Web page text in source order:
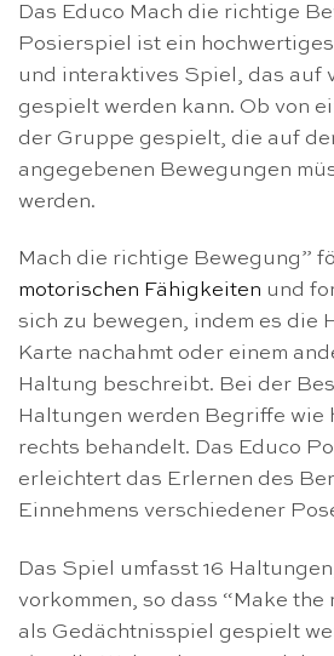
Das Educo Mach die richtige
Posierspiel ist ein
und interaktives Spiel, das auf
gespielt werden kann. Ob von
der Gruppe gespielt, die auf
angegebenen Bewegungen
werden.
Mach die richtige Bewegung”
motorischen Fähigkeiten und
sich zu bewegen, indem es die
Karte nachahmt oder einem
Haltung beschreibt. Bei der
Haltungen werden Begriffe wie
rechts behandelt. Das Educo
erleichtert das Erlernen des
Einnehmens verschiedener
Das Spiel umfasst 16
vorkommen, so dass “Make the
als Gedächtnisspiel gespielt